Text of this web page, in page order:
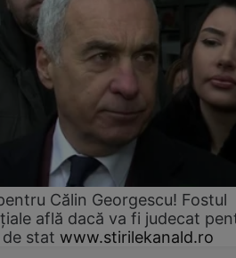
Călin Georgescu! Fostul
află dacă va fi judecat
stat www.stirilekanald.ro